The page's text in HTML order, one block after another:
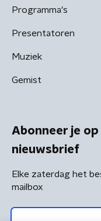
Programma's
Presentatoren
Muziek
Gemist
Abonneer je
nieuwsbrief
Elke zaterdag het
mailbox